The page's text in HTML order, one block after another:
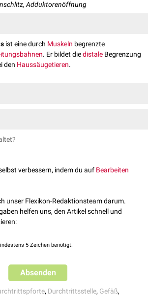
Adduktorenöffnung
ist eine durch Muskeln begrenzte
. Er bildet diedistale Begrenzung
den Haussäugetieren.
adductor begrenzt.
ziehen die
werden.
Anatomie, Hochschülerschaft
Universität (Hersausgeber), 3. Auflage. WS
verbessern, indem du auf Bearbeiten
unser Flexikon-Redaktionsteam darum.
helfen uns, den Artikel schnell und
5 Zeichen benötigt.
Absenden
, Durchtrittsstelle, Gefäß,